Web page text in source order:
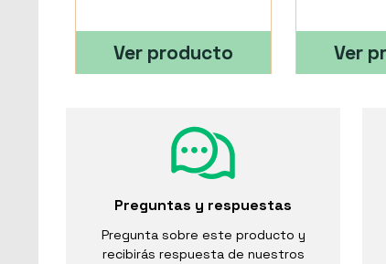
Ver producto Ver
Preguntas y respuestas
Pregunta sobre este producto y
recibirás respuesta de nuestros